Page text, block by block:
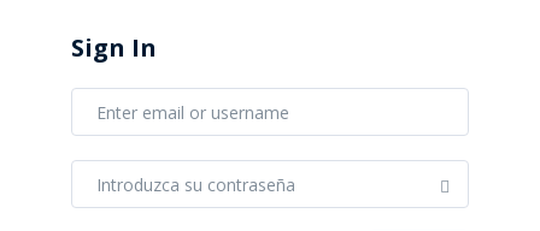
Sign In